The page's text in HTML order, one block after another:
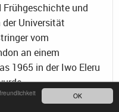
OK
und
Universität
vom
an einem
1965 in der Iwo Eleru